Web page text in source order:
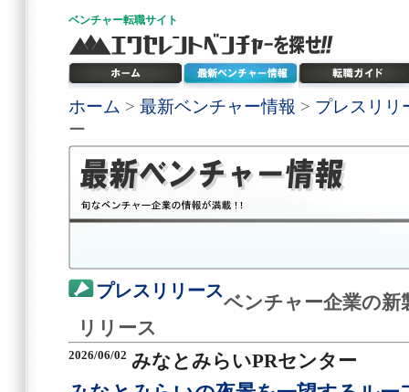
ベンチャー転職サイト
ホーム > 最新ベンチャー情報 > プレスリリ
ー
プレスリリース
ベンチャー企業の新
リリース
2026/06/02 みなとみらいPRセンター